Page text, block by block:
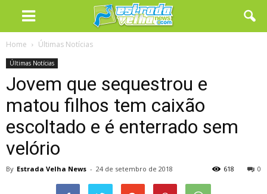
Home Últimas Notícias
Últimas Notícias
Jovem que sequestrou e
matou filhos tem caixão
escoltado e é enterrado sem
velório
By Estrada Velha News - 24 de setembro de 2018 0
618